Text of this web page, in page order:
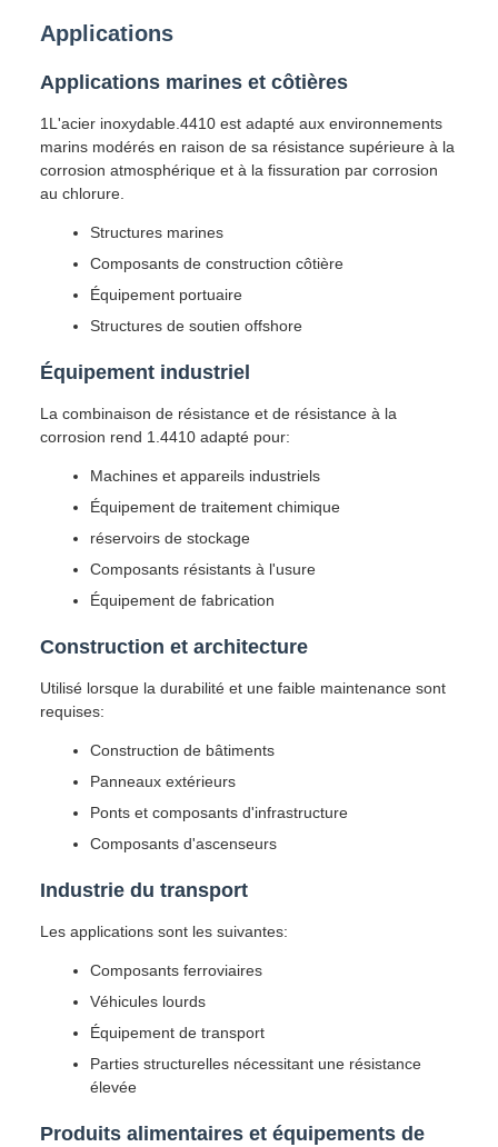
Applications
Applications marines et côtières
1L'acier inoxydable.4410 est adapté aux environnements
marins modérés en raison de sa résistance supérieure à la
corrosion atmosphérique et à la fissuration par corrosion
au chlorure.
Structures marines
Composants de construction côtière
Équipement portuaire
Structures de soutien offshore
Équipement industriel
La combinaison de résistance et de résistance à la
corrosion rend 1.4410 adapté pour:
Machines et appareils industriels
Équipement de traitement chimique
réservoirs de stockage
Composants résistants à l'usure
Équipement de fabrication
Construction et architecture
Utilisé lorsque la durabilité et une faible maintenance sont
requises:
Construction de bâtiments
Panneaux extérieurs
Ponts et composants d'infrastructure
Composants d'ascenseurs
Industrie du transport
Les applications sont les suivantes:
Composants ferroviaires
Véhicules lourds
Équipement de transport
Parties structurelles nécessitant une résistance
élevée
Produits alimentaires et équipements de